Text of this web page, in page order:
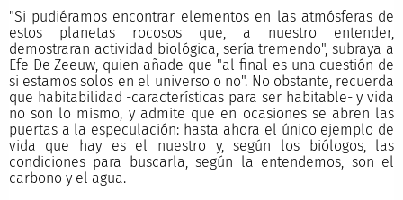
"Si pudiéramos encontrar elementos en las atmósferas de
estos planetas rocosos que, a nuestro entender,
demostraran actividad biológica, sería tremendo", subraya a
Efe De Zeeuw, quien añade que "al final es una cuestión de
si estamos solos en el universo o no". No obstante, recuerda
que habitabilidad -características para ser habitable- y vida
no son lo mismo, y admite que en ocasiones se abren las
puertas a la especulación: hasta ahora el único ejemplo de
vida que hay es el nuestro y, según los biólogos, las
condiciones para buscarla, según la entendemos, son el
carbono y el agua.